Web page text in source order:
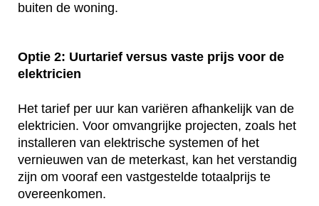
buiten de woning.
Optie 2: Uurtarief versus vaste prijs voor de
elektricien
Het tarief per uur kan variëren afhankelijk van de
elektricien. Voor omvangrijke projecten, zoals het
installeren van elektrische systemen of het
vernieuwen van de meterkast, kan het verstandig
zijn om vooraf een vastgestelde totaalprijs te
overeenkomen.